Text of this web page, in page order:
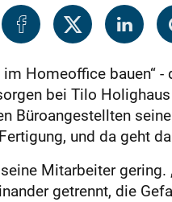
Homeoffice bauen“
bei Tilo
Büroangestellten
und da geht
Mitarbeiter
getrennt, die